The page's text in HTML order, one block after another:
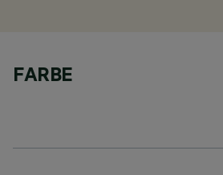
FARBE